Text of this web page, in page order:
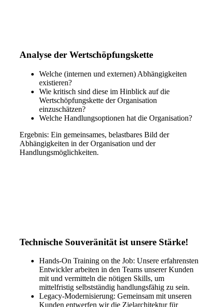
Analyse der Wertschöpfungskette
Welche (internen und externen) Abhängigkeiten
existieren?
Wie kritisch sind diese im Hinblick auf die
Wertschöpfungskette der Organisation
einzuschätzen?
Welche Handlungsoptionen hat die Organisation?
Ergebnis: Ein gemeinsames, belastbares Bild der
Abhängigkeiten in der Organisation und der
Handlungsmöglichkeiten.
Technische Souveränität ist unsere Stärke!
Hands-On Training on the Job: Unsere erfahrensten
Entwickler arbeiten in den Teams unserer Kunden
mit und vermitteln die nötigen Skills, um
mittelfristig selbstständig handlungsfähig zu sein.
Legacy-Modernisierung: Gemeinsam mit unseren
Kunden entwerfen wir die Zielarchitektur für